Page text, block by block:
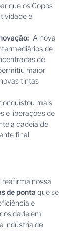
que os Copos
e
A nova
de
de
maior
tintas
mais
e liberações de
a cadeia de
final.
reafirma nossa
de ponta que se
e
em
indústria de